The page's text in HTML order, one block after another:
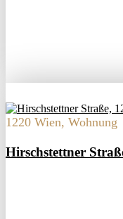
1220 Wien, Wohnung
Hirschstettner